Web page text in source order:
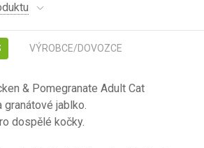
VÝROBCE/DOVOZCE
& Pomegranate Adult Cat
granátové jablko.
dospělé kočky.